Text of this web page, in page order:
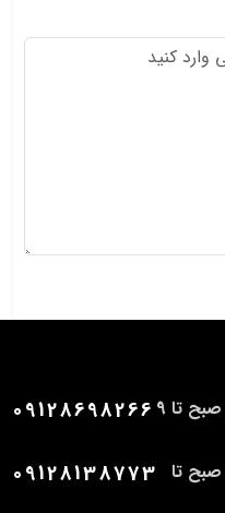
کارشناس فروش (پاسخ گویی 9 صبح تا 9 09128698266
کارشناس فروش (پاسخ گویی 9 صبح تا 09128138773